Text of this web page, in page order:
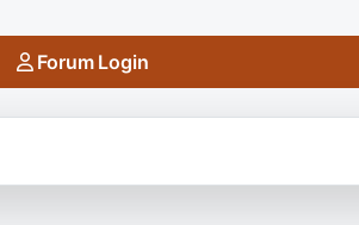
Forum Login